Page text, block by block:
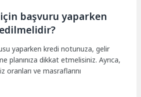
başvuru yaparken
yaparken kredi notunuza, gelir
planınıza dikkat etmelisiniz. Ayrıca,
oranları ve masraflarını